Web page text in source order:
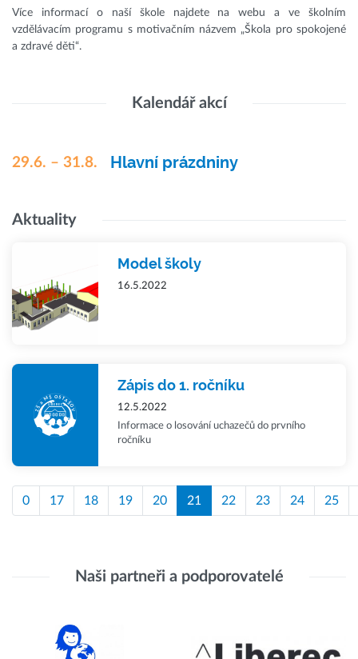
Více informací o naší škole najdete na webu a ve školním
vzdělávacím programu s motivačním názvem „Škola pro spokojené
a zdravé děti“.
Kalendář akcí
29.6. – 31.8. Hlavní prázdniny
Aktuality
Model školy
16.5.2022
Zápis do 1. ročníku
12.5.2022
Informace o losování uchazečů do prvního
ročníku
0 17 18 19 20 21 22 23 24 25
Naši partneři a podporovatelé